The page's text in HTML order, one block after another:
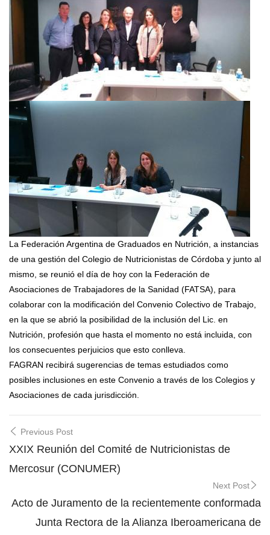
La Federación Argentina de Graduados en Nutrición, a instancias
de una gestión del Colegio de Nutricionistas de Córdoba y junto al
mismo, se reunió el día de hoy con la Federación de
Asociaciones de Trabajadores de la Sanidad (FATSA), para
colaborar con la modificación del Convenio Colectivo de Trabajo,
en la que se abrió la posibilidad de la inclusión del Lic. en
Nutrición, profesión que hasta el momento no está incluida, con
los consecuentes perjuicios que esto conlleva.
FAGRAN recibirá sugerencias de temas estudiados como
posibles inclusiones en este Convenio a través de los Colegios y
Asociaciones de cada jurisdicción.
Post
navigation
Previous Post
XXIX Reunión del Comité de Nutricionistas de
Mercosur (CONUMER)
Next Post
Acto de Juramento de la recientemente conformada
Junta Rectora de la Alianza Iberoamericana de